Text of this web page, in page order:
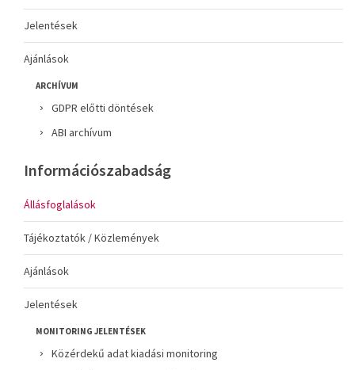
Jelentések
Ajánlások
ARCHÍVUM
GDPR előtti döntések
ABI archívum
Információszabadság
Állásfoglalások
Tájékoztatók / Közlemények
Ajánlások
Jelentések
MONITORING JELENTÉSEK
Közérdekű adat kiadási monitoring